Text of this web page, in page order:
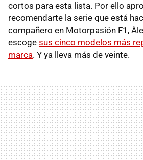
cortos para esta lista. Por ello
recomendarte la serie que está
compañero en Motorpasión F1,
escoge sus cinco modelos más
marca. Y ya lleva más de veinte.